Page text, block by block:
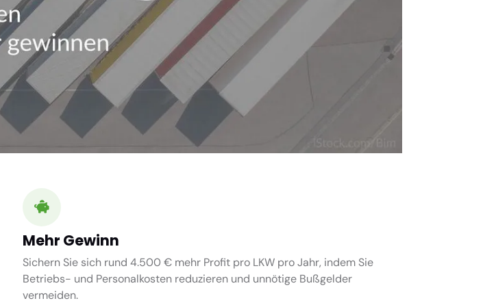
Mehr Gewinn
Sichern Sie sich rund 4.500 € mehr Profit pro LKW pro Jahr, indem Sie
Betriebs- und Personalkosten reduzieren und unnötige Bußgelder
vermeiden.